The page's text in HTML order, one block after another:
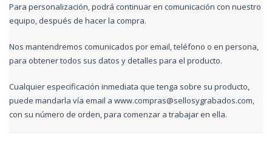
Para personalización, podrá continuar en comunicación con nuestro
equipo, después de hacer la compra.
Nos mantendremos comunicados por email, teléfono o en persona,
para obtener todos sus datos y detalles para el producto.
Cualquier especificación inmediata que tenga sobre su producto,
puede mandarla vía email a www.compras@sellosygrabados.com,
con su número de orden, para comenzar a trabajar en ella.